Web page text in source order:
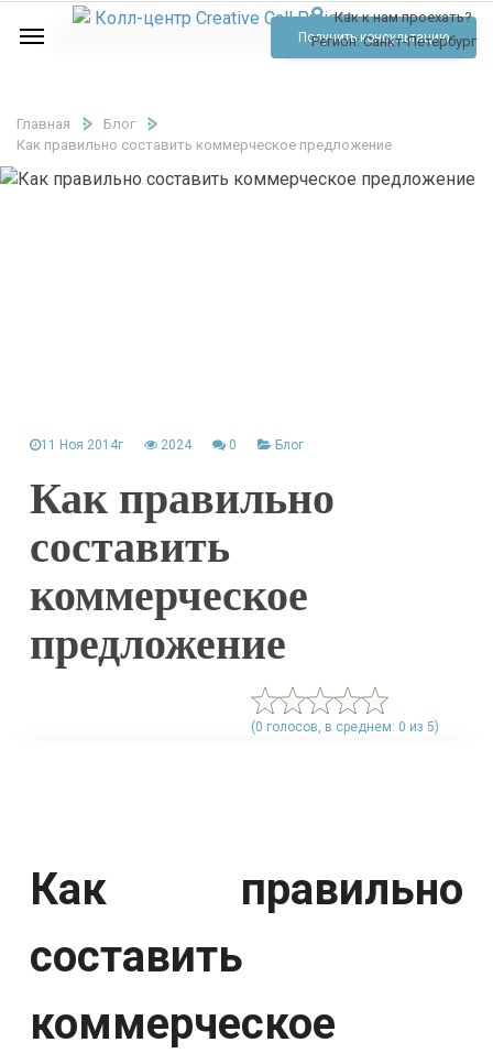
Как к нам проехать?
Регион:Санкт-Петербург
Отзывы
Получить консультацию
Главная
Блог
Как правильно составить коммерческое предложение
11 Ноя 2014г 2024 0 Блог
Как правильно
составить
коммерческое
предложение
(0 голосов, в среднем: 0 из 5)
Как правильно
составить
коммерческое